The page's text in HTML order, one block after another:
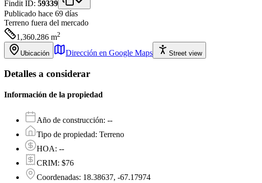
Findit ID: 59339
Publicado hace 69 días
Terreno fuera del mercado
1,360.286 m2
Ubicación Dirección en Google Maps Street view
Detalles a considerar
Información de la propiedad
Año de construcción: --
Tipo de propiedad: Terreno
HOA: --
CRIM: $76
Coordenadas: 18.38637, -67.17974